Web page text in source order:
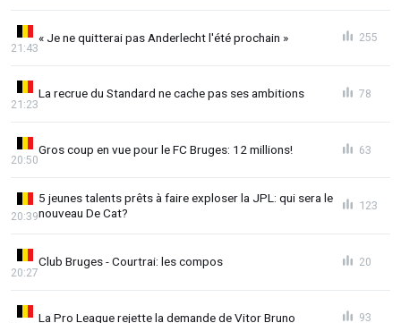
« Je ne quitterai pas Anderlecht l'été prochain »
21:43
255
La recrue du Standard ne cache pas ses ambitions
21:23
78
Gros coup en vue pour le FC Bruges: 12 millions!
20:50
63
5 jeunes talents prêts à faire exploser la JPL: qui sera le
nouveau De Cat?
20:39
123
Club Bruges - Courtrai: les compos
20:27
20
La Pro League rejette la demande de Vitor Bruno 93